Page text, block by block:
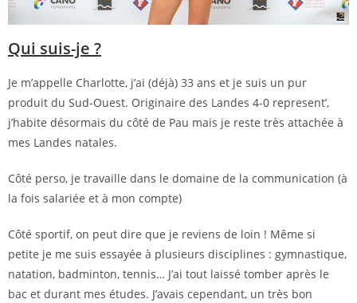
Qui suis-je ?
Je m’appelle Charlotte, j’ai (déjà) 33 ans et je suis un pur
produit du Sud-Ouest. Originaire des Landes 4-0 represent’,
j’habite désormais du côté de Pau mais je reste très attachée à
mes Landes natales.
Côté perso, je travaille dans le domaine de la communication (à
la fois salariée et à mon compte)
Côté sportif, on peut dire que je reviens de loin ! Même si
petite je me suis essayée à plusieurs disciplines : gymnastique,
natation, badminton, tennis… J’ai tout laissé tomber après le
bac et durant mes études. J’avais cependant, un très bon